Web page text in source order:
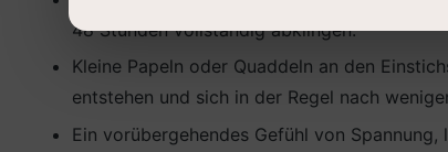
48 Stunden vollständig abklingen.
Kleine Papeln oder Quaddeln an den
entstehen und sich in der Regel nach
Ein vorübergehendes Gefühl von